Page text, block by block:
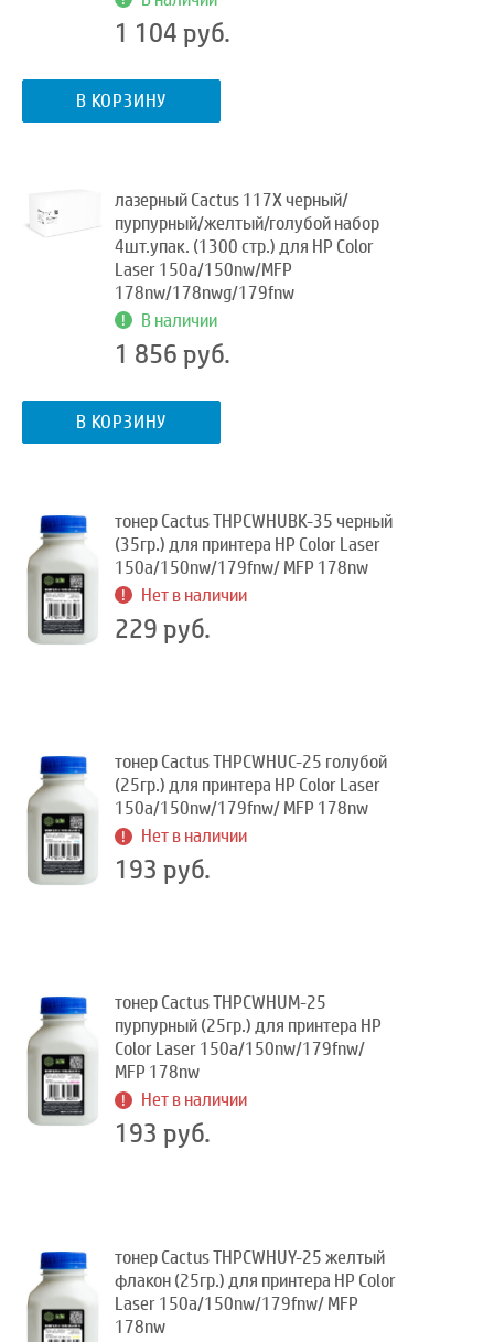
1 104 руб.
В КОРЗИНУ
лазерный Cactus 117X черный/
пурпурный/желтый/голубой набор
4шт.упак. (1300 стр.) для HP Color
Laser 150a/150nw/MFP
178nw/178nwg/179fnw
В наличии
1 856 руб.
В КОРЗИНУ
тонер Cactus THPCWHUBK-35 черный
(35гр.) для принтера HP Color Laser
150a/150nw/179fnw/ MFP 178nw
Нет в наличии
229 руб.
тонер Cactus THPCWHUC-25 голубой
(25гр.) для принтера HP Color Laser
150a/150nw/179fnw/ MFP 178nw
Нет в наличии
193 руб.
тонер Cactus THPCWHUM-25
пурпурный (25гр.) для принтера HP
Color Laser 150a/150nw/179fnw/
MFP 178nw
Нет в наличии
193 руб.
тонер Cactus THPCWHUY-25 желтый
флакон (25гр.) для принтера HP Color
Laser 150a/150nw/179fnw/ MFP
178nw